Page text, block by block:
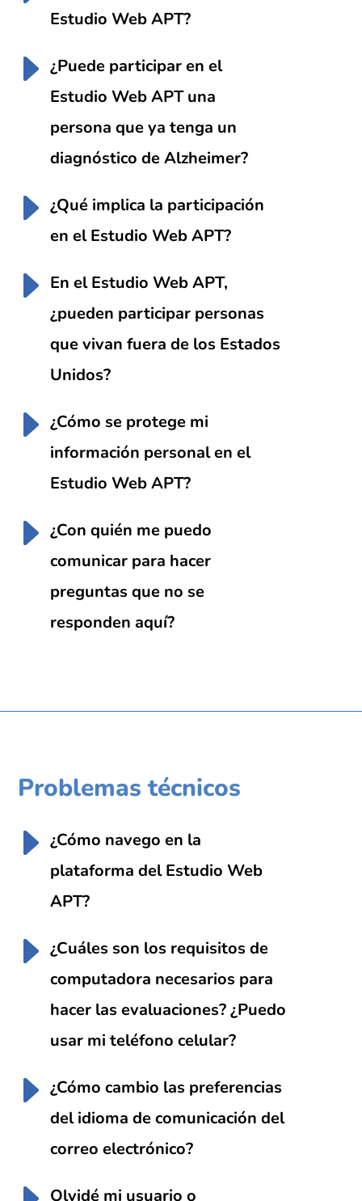
Estudio Web APT?
¿Puede participar en el
Estudio Web APT una
persona que ya tenga un
diagnóstico de Alzheimer?
¿Qué implica la participación
en el Estudio Web APT?
En el Estudio Web APT,
¿pueden participar personas
que vivan fuera de los Estados
Unidos?
¿Cómo se protege mi
información personal en el
Estudio Web APT?
¿Con quién me puedo
comunicar para hacer
preguntas que no se
responden aquí?
Problemas técnicos
¿Cómo navego en la
plataforma del Estudio Web
APT?
¿Cuáles son los requisitos de
computadora necesarios para
hacer las evaluaciones? ¿Puedo
usar mi teléfono celular?
¿Cómo cambio las preferencias
del idioma de comunicación del
correo electrónico?
Olvidé mi usuario o